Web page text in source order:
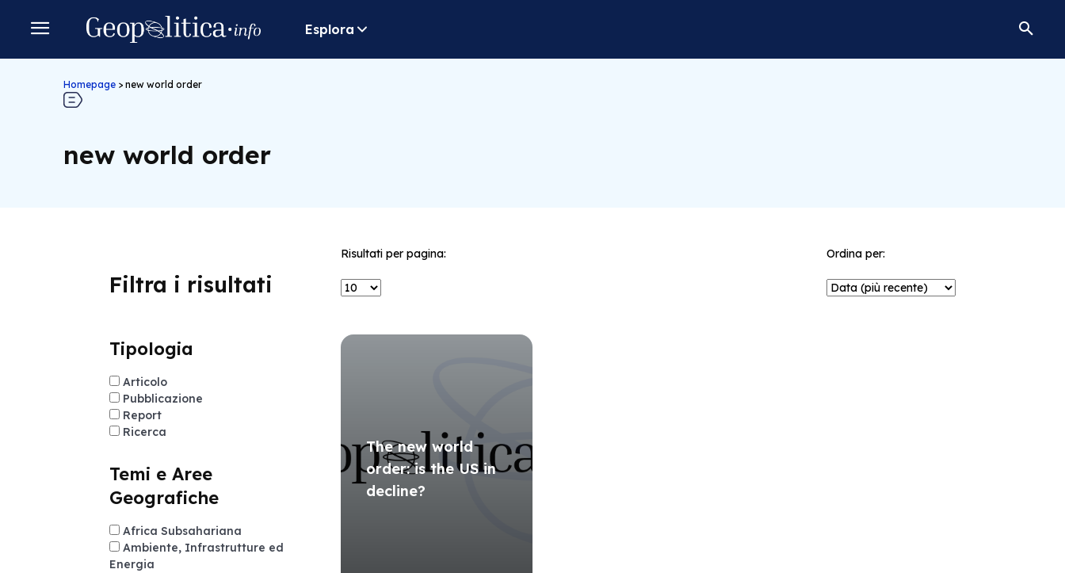
Esplora
Homepage > new world order
new world order
Filtra i risultati
Tipologia
Articolo
Pubblicazione
Report
Ricerca
Temi e Aree
Geografiche
Africa Subsahariana
Ambiente, Infrastrutture ed
Energia
Risultati per pagina: Ordina per:
The new world
order: is the US in
decline?